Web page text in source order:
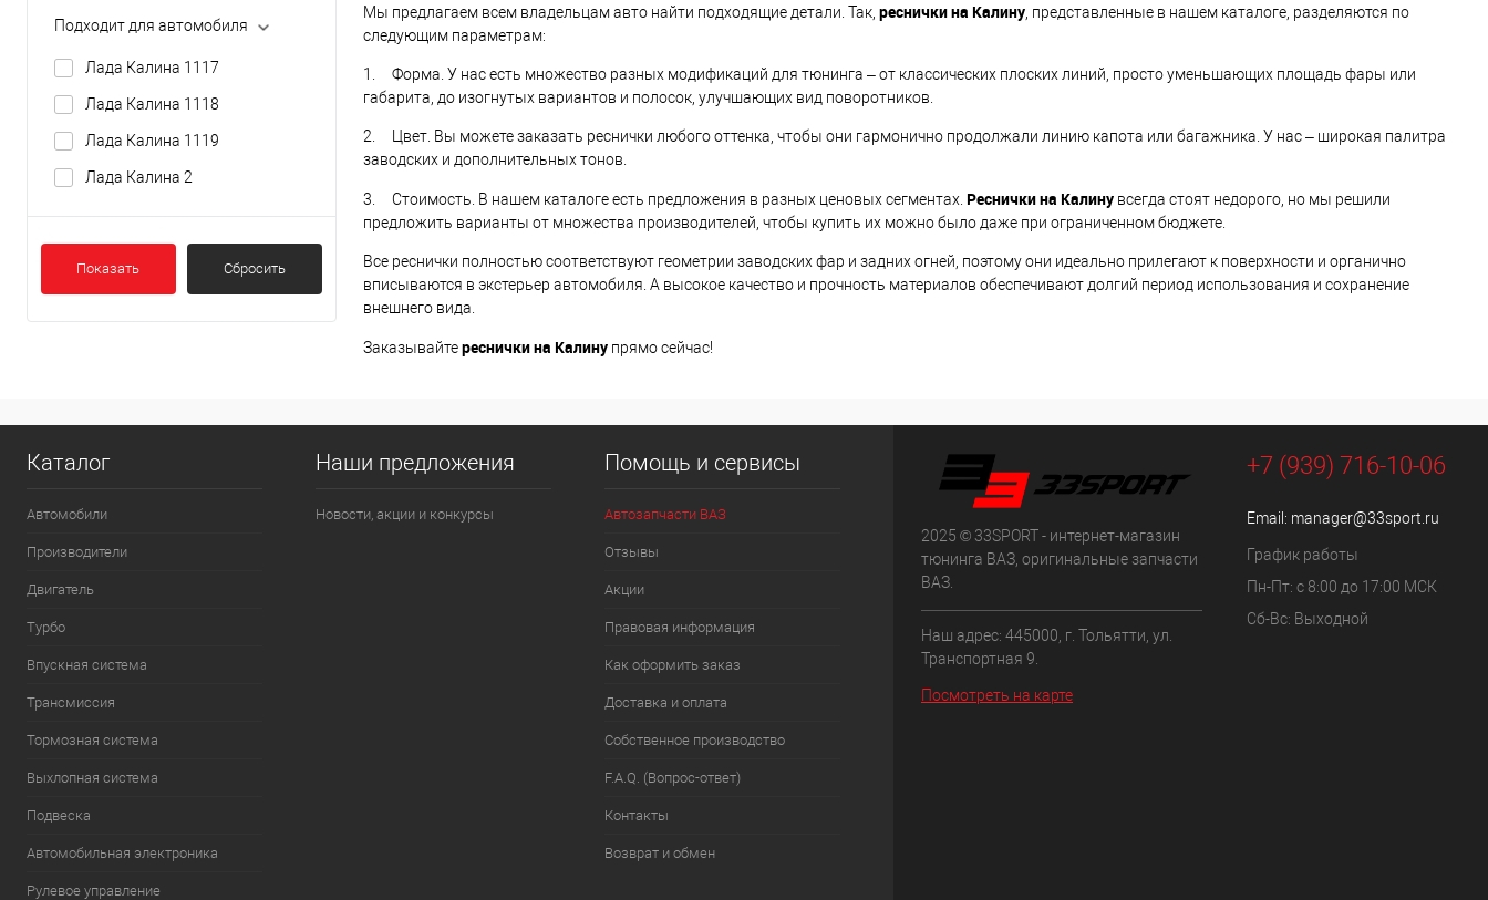
Подходит для автомобиля
Лада Калина 1117
Лада Калина 1118
Лада Калина 1119
Лада Калина 2
Показать Сбросить
Мы предлагаем всем владельцам авто найти подходящие детали. Так, реснички на Калину, представленные в нашем каталоге, разделяются по
следующим параметрам:
1. Форма. У нас есть множество разных модификаций для тюнинга – от классических плоских линий, просто уменьшающих площадь фары или
габарита, до изогнутых вариантов и полосок, улучшающих вид поворотников.
2. Цвет. Вы можете заказать реснички любого оттенка, чтобы они гармонично продолжали линию капота или багажника. У нас – широкая палитра
заводских и дополнительных тонов.
3. Стоимость. В нашем каталоге есть предложения в разных ценовых сегментах. Реснички на Калину всегда стоят недорого, но мы решили
предложить варианты от множества производителей, чтобы купить их можно было даже при ограниченном бюджете.
Все реснички полностью соответствуют геометрии заводских фар и задних огней, поэтому они идеально прилегают к поверхности и органично
вписываются в экстерьер автомобиля. А высокое качество и прочность материалов обеспечивают долгий период использования и сохранение
внешнего вида.
Заказывайтереснички на Калину прямо сейчас!
Каталог
Автомобили
Производители
Двигатель
Турбо
Впускная система
Трансмиссия
Тормозная система
Выхлопная система
Подвеска
Автомобильная электроника
Рулевое управление
Наши предложения
Новости, акции и конкурсы
Помощь и сервисы
Автозапчасти ВАЗ
Отзывы
Акции
Правовая информация
Как оформить заказ
Доставка и оплата
Собственное производство
F.A.Q. (Вопрос-ответ)
Контакты
Возврат и обмен
2025 © 33SPORT - интернет-магазин
тюнинга ВАЗ, оригинальные запчасти
ВАЗ.
Наш адрес: 445000, г. Тольятти, ул.
Транспортная 9.
Посмотреть на карте
+7 (939) 716-10-06
Email: manager@33sport.ru
График работы
Пн-Пт: с 8:00 до 17:00 МСК
Сб-Вс: Выходной